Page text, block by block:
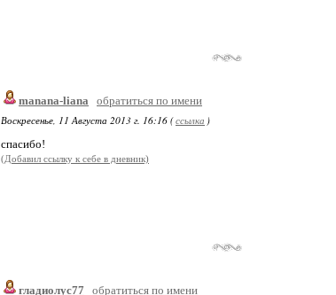
manana-liana
обратиться по имени
Воскресенье, 11 Августа 2013 г. 16:16 (ссылка )
спасибо!
(Добавил ссылку к себе в дневник)
гладиолус77 обратиться по имени